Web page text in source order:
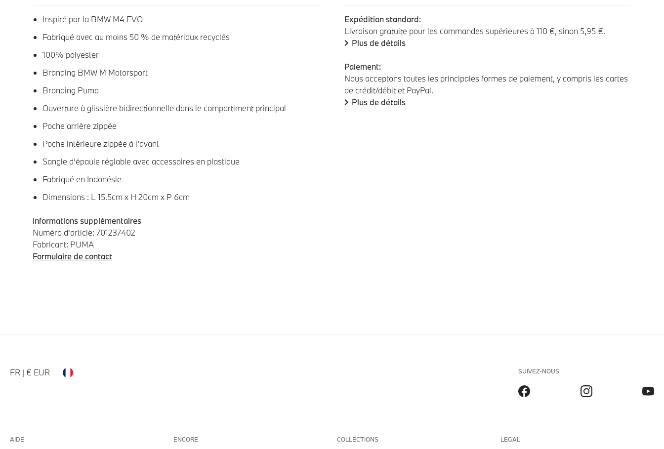
Inspiré par la BMW M4 EVO
Fabriqué avec au moins 50 % de matériaux recyclés
100% polyester
Branding BMW M Motorsport
Branding Puma
Ouverture à glissière bidirectionnelle dans le compartiment principal
Poche arrière zippée
Poche intérieure zippée à l’avant
Sangle d’épaule réglable avec accessoires en plastique
Fabriqué en Indonésie
Dimensions : L 15.5cm x H 20cm x P 6cm
Informations supplémentaires
Numéro d'article: 701237402
Fabricant: PUMA
Formulaire de contact
Expédition standard:
Livraison gratuite pour les commandes supérieures à 110 €, sinon 5,95 €.
Plus de détails
Paiement:
Nous acceptons toutes les principales formes de paiement, y compris les cartes
de crédit/débit et PayPal.
Plus de détails
FR | € EUR SUIVEZ-NOUS
AIDE ENCORE COLLECTIONS LEGAL